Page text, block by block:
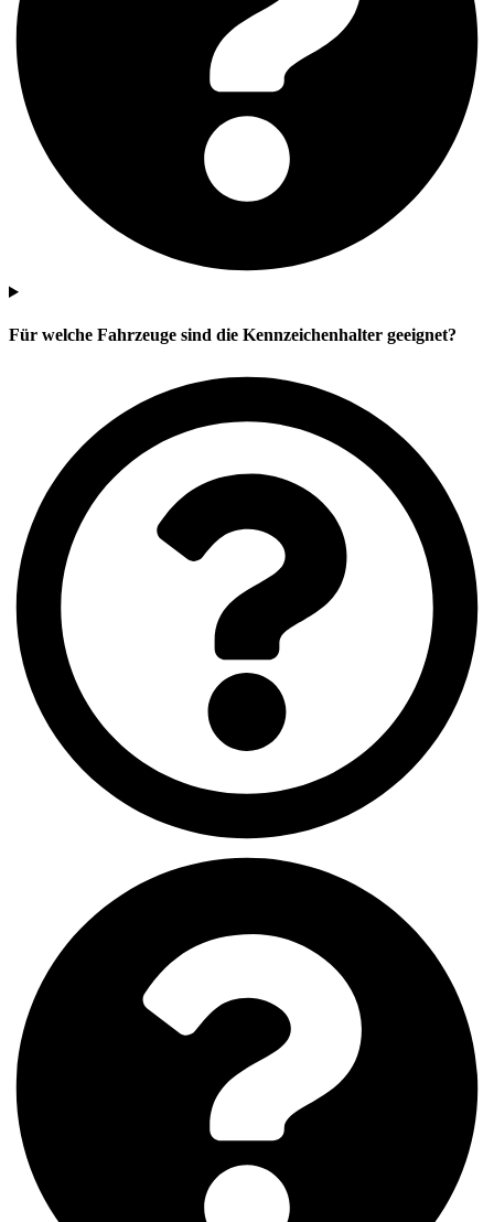
Für welche Fahrzeuge sind die Kennzeichenhalter geeignet?